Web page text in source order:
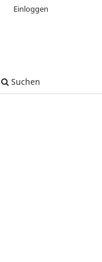
Suchen
Einloggen